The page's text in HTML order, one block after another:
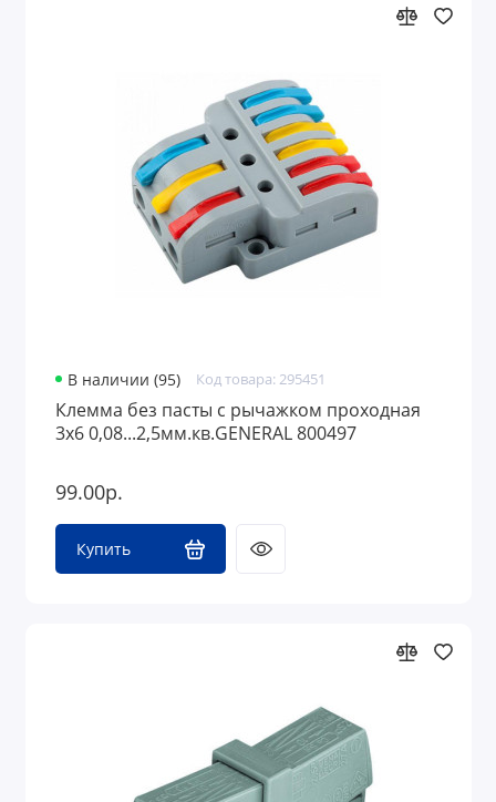
В наличии (95) Код товара: 295451
Клемма без пасты с рычажком проходная
3х6 0,08...2,5мм.кв.GENERAL 800497
99.00р.
Купить